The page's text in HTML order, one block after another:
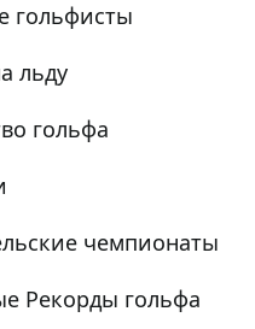
гольфисты
льду
гольфа
чемпионаты
Рекорды гольфа